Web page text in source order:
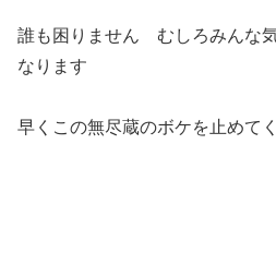
誰も困りません むしろみんな
なります
早くこの無尽蔵のボケを止めて